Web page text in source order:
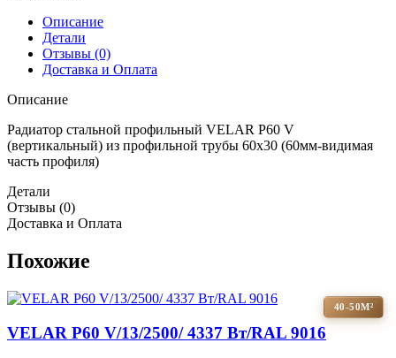
Описание
Детали
Отзывы (0)
Доставка и Оплата
Описание
Радиатор стальной профильный VELAR P60 V
(вертикальный) из профильной трубы 60х30 (60мм-видимая
часть профиля)
Детали
Отзывы (0)
Доставка и Оплата
Похожие
40-50М²
VELAR P60 V/13/2500/ 4337 Bт/RAL 9016